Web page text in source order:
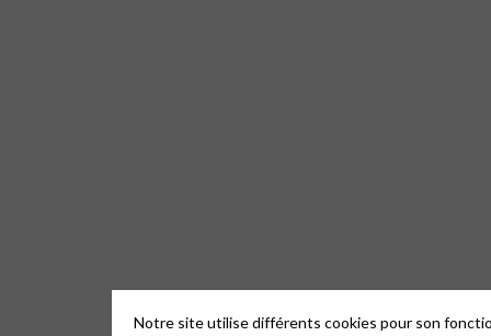
Notre site utilise différents cookies pour son